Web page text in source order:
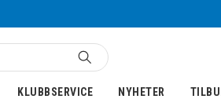
KLUBBSERVICE NYHETER